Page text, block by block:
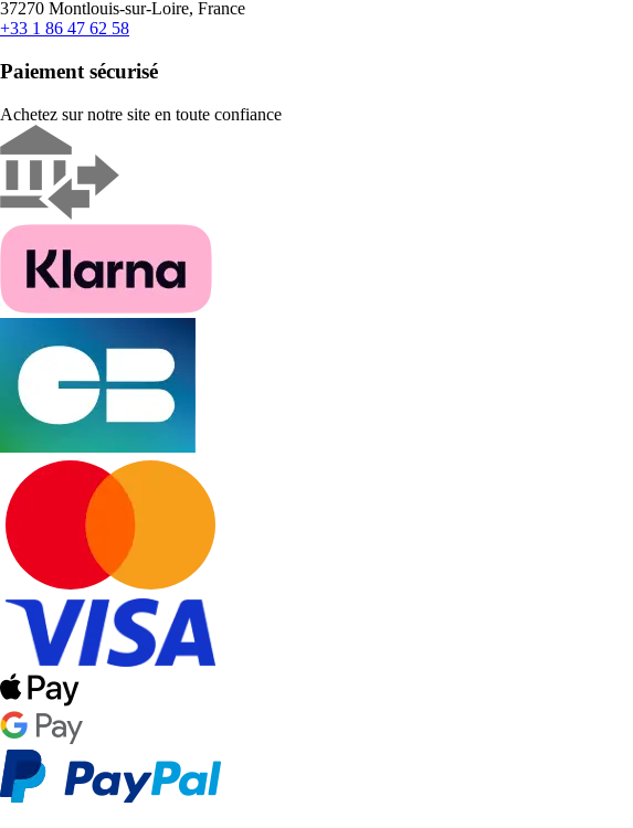
37270 Montlouis-sur-Loire, France
+33 1 86 47 62 58
Paiement sécurisé
Achetez sur notre site en toute confiance